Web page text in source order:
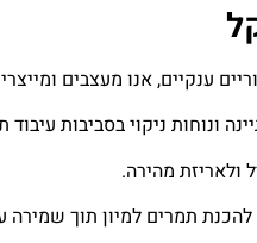
ענקיים, אנו מעצבים
ונוחות ניקוי בסביבות
ולאריזת מהירה.
להכנת תמרים למיון תוך